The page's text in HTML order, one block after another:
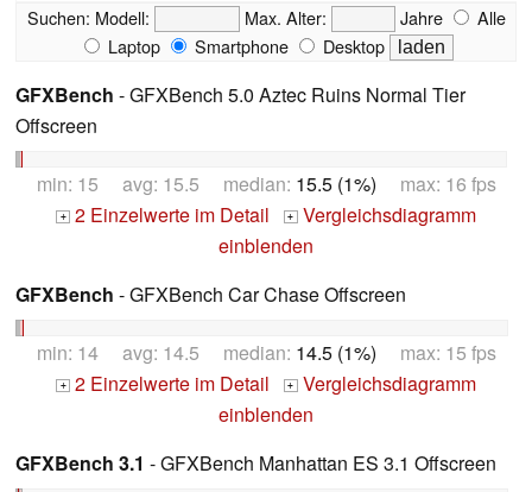
Suchen: Modell: Max. Alter: Jahre
Alle
Laptop
Smartphone Desktop
GFXBench - GFXBench 5.0 Aztec Ruins Normal Tier
Offscreen
min: 15 avg: 15.5 median: 15.5 (1%) max: 16 fps
+ 2 Einzelwerte im Detail + Vergleichsdiagramm
einblenden
GFXBench - GFXBench Car Chase Offscreen
min: 14 avg: 14.5 median: 14.5 (1%) max: 15 fps
+ 2 Einzelwerte im Detail + Vergleichsdiagramm
einblenden
GFXBench 3.1 - GFXBench Manhattan ES 3.1 Offscreen